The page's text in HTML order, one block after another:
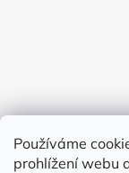
Používáme
prohlížení webu